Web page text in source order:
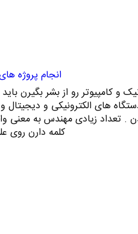
انجام پروژه
و کامپیوتر رو از بشر بگیرن
های الکترونیکی و دیجیتال
. تعداد زیادی مهندس به معنی
کلمه دارن روی